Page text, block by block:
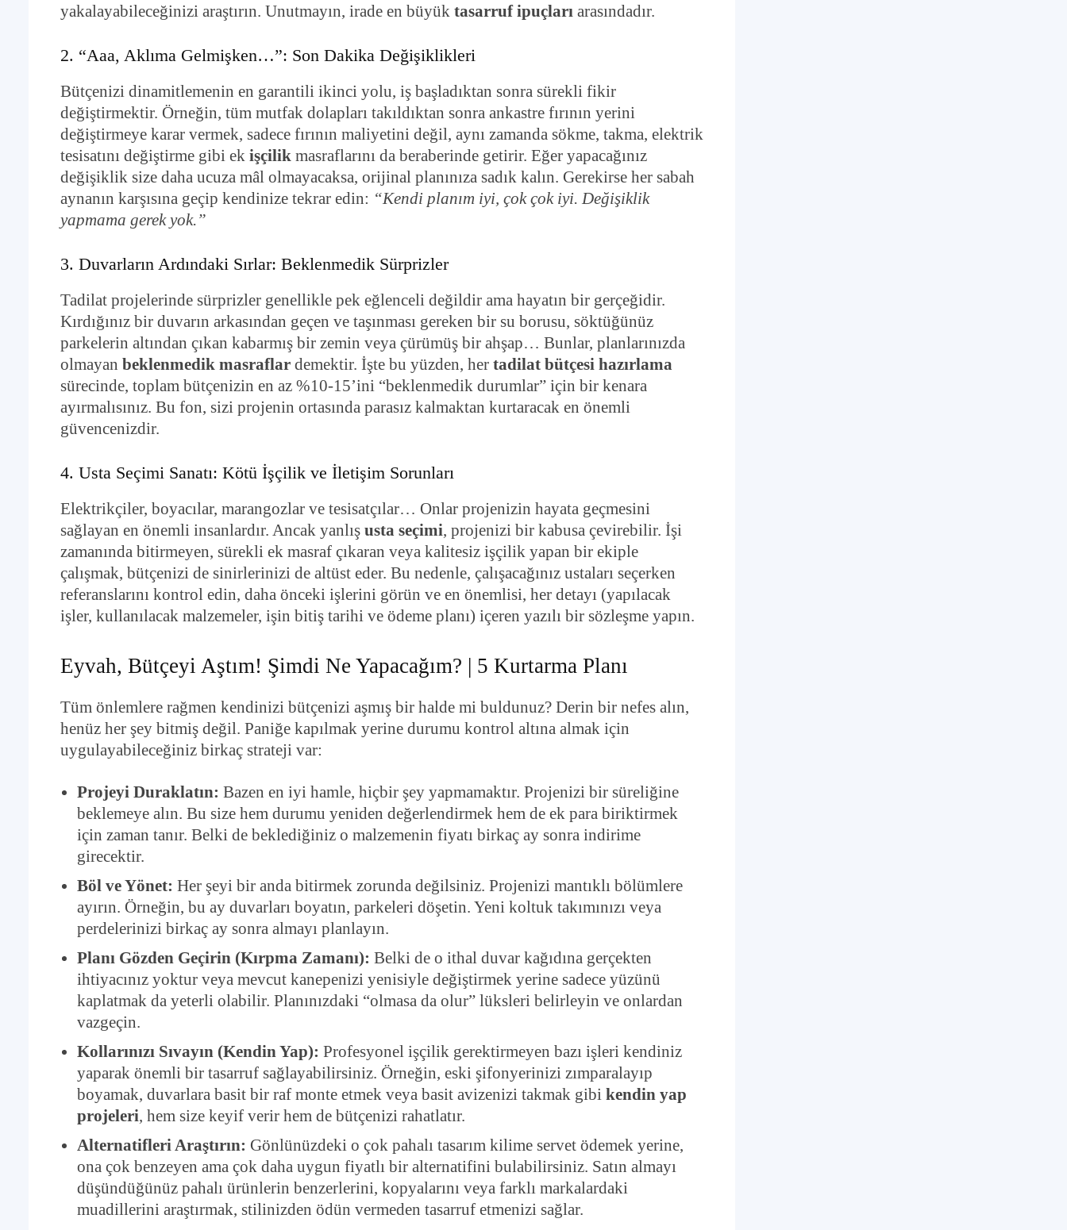
yakalayabileceğinizi araştırın. Unutmayın, irade en büyük tasarruf ipuçları arasındadır.
2. “Aaa, Aklıma Gelmişken…”: Son Dakika Değişiklikleri
Bütçenizi dinamitlemenin en garantili ikinci yolu, iş başladıktan sonra sürekli fikir
değiştirmektir. Örneğin, tüm mutfak dolapları takıldıktan sonra ankastre fırının yerini
değiştirmeye karar vermek, sadece fırının maliyetini değil, aynı zamanda sökme, takma, elektrik
tesisatını değiştirme gibi ek işçilik masraflarını da beraberinde getirir. Eğer yapacağınız
değişiklik size daha ucuza mâl olmayacaksa, orijinal planınıza sadık kalın. Gerekirse her sabah
aynanın karşısına geçip kendinize tekrar edin: “Kendi planım iyi, çok çok iyi. Değişiklik
yapmama gerek yok.”
3. Duvarların Ardındaki Sırlar: Beklenmedik Sürprizler
Tadilat projelerinde sürprizler genellikle pek eğlenceli değildir ama hayatın bir gerçeğidir.
Kırdığınız bir duvarın arkasından geçen ve taşınması gereken bir su borusu, söktüğünüz
parkelerin altından çıkan kabarmış bir zemin veya çürümüş bir ahşap… Bunlar, planlarınızda
olmayan beklenmedik masraflar demektir. İşte bu yüzden, her tadilat bütçesi hazırlama
sürecinde, toplam bütçenizin en az %10-15’ini “beklenmedik durumlar” için bir kenara
ayırmalısınız. Bu fon, sizi projenin ortasında parasız kalmaktan kurtaracak en önemli
güvencenizdir.
4. Usta Seçimi Sanatı: Kötü İşçilik ve İletişim Sorunları
Elektrikçiler, boyacılar, marangozlar ve tesisatçılar… Onlar projenizin hayata geçmesini
sağlayan en önemli insanlardır. Ancak yanlış usta seçimi, projenizi bir kabusa çevirebilir. İşi
zamanında bitirmeyen, sürekli ek masraf çıkaran veya kalitesiz işçilik yapan bir ekiple
çalışmak, bütçenizi de sinirlerinizi de altüst eder. Bu nedenle, çalışacağınız ustaları seçerken
referanslarını kontrol edin, daha önceki işlerini görün ve en önemlisi, her detayı (yapılacak
işler, kullanılacak malzemeler, işin bitiş tarihi ve ödeme planı) içeren yazılı bir sözleşme yapın.
Eyvah, Bütçeyi Aştım! Şimdi Ne Yapacağım? | 5 Kurtarma Planı
Tüm önlemlere rağmen kendinizi bütçenizi aşmış bir halde mi buldunuz? Derin bir nefes alın,
henüz her şey bitmiş değil. Paniğe kapılmak yerine durumu kontrol altına almak için
uygulayabileceğiniz birkaç strateji var:
Projeyi Duraklatın: Bazen en iyi hamle, hiçbir şey yapmamaktır. Projenizi bir süreliğine
beklemeye alın. Bu size hem durumu yeniden değerlendirmek hem de ek para biriktirmek
için zaman tanır. Belki de beklediğiniz o malzemenin fiyatı birkaç ay sonra indirime
girecektir.
Böl ve Yönet: Her şeyi bir anda bitirmek zorunda değilsiniz. Projenizi mantıklı bölümlere
ayırın. Örneğin, bu ay duvarları boyatın, parkeleri döşetin. Yeni koltuk takımınızı veya
perdelerinizi birkaç ay sonra almayı planlayın.
Planı Gözden Geçirin (Kırpma Zamanı): Belki de o ithal duvar kağıdına gerçekten
ihtiyacınız yoktur veya mevcut kanepenizi yenisiyle değiştirmek yerine sadece yüzünü
kaplatmak da yeterli olabilir. Planınızdaki “olmasa da olur” lüksleri belirleyin ve onlardan
vazgeçin.
Kollarınızı Sıvayın (Kendin Yap): Profesyonel işçilik gerektirmeyen bazı işleri kendiniz
yaparak önemli bir tasarruf sağlayabilirsiniz. Örneğin, eski şifonyerinizi zımparalayıp
boyamak, duvarlara basit bir raf monte etmek veya basit avizenizi takmak gibi kendin yap
projeleri, hem size keyif verir hem de bütçenizi rahatlatır.
Alternatifleri Araştırın: Gönlünüzdeki o çok pahalı tasarım kilime servet ödemek yerine,
ona çok benzeyen ama çok daha uygun fiyatlı bir alternatifini bulabilirsiniz. Satın almayı
düşündüğünüz pahalı ürünlerin benzerlerini, kopyalarını veya farklı markalardaki
muadillerini araştırmak, stilinizden ödün vermeden tasarruf etmenizi sağlar.